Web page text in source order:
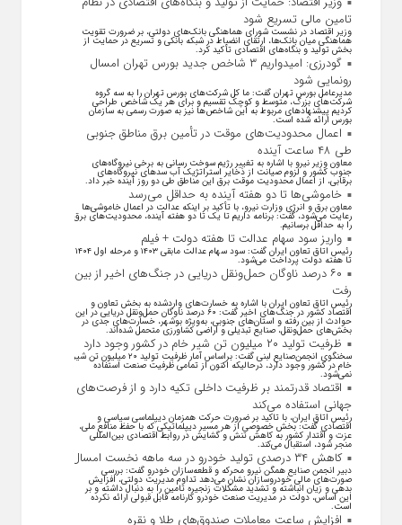
تامین مالی تسریع شود
وزیر اقتصاد در نشست شورای هماهنگی بانک‌های دولتی، بر ضرورت تقویت
هماهنگی میان بانک‌ها، ارتقای انضباط در شبکه بانکی و تسریع در حمایت از
بخش تولید و بنگاه‌های اقتصادی تأکید کرد.
گودرزی: امیدواریم ۳ شاخص جدید بورس تهران امسال
رونمایی شود
مدیرعامل بورس تهران گفت: ما کل شرکت‌های بورس تهران را به سه گروه
شرکت‌های بزرگ، متوسط و کوچک تقسیم و برای هر یک شاخص طراحی
کردیم پیشنهاد‌های مربوط به این شاخص‌ها نیز به صورت رسمی به سازمان
بورس ارائه شده است.
اعمال محدودیت‌های موقت در تأمین برق مناطق جنوبی
طی ۴۸ ساعت آینده
معاون وزیر نیرو با اشاره به تغییر رژیم سوخت رسانی به برخی نیروگاه‌های
جنوب کشور و لزوم صیانت از ذخایر استراتژیک آب سد‌های نیروگاه‌های
برقابی، از اعمال محدودیت‌ موقت برق این مناطق طی دو روز آینده خبر داد.
خاموشی‌ها تا دو هفته آینده به حداقل می‌رسد
معاون برق و انرژی وزارت نیرو، با تأکید بر اینکه عدالت در اعمال خاموشی‌ها
رعایت می‌شود، گفت: برنامه داریم تا یک تا دو هفته آینده، محدودیت‌های برق
را به حداقل برسانیم.
واریز سود سهام عدالت تا هفته دولت + فیلم
رئیس اتاق تعاون ایران گفت: سود سهام عدالت مابقی ۱۴۰۳ و مرحله اول ۱۴۰۴
تا هفته دولت پرداخت می‌شود.
۶۰ درصد ناوگان حمل‌ونقل دریایی در جنگ‌های اخیر از بین
رفت
رئیس اتاق تعاون ایران با اشاره به خسارت‌های واردشده به بخش تعاون و
اقتصاد کشور در جنگ‌های اخیر گفت: ۶۰ درصد ناوگان حمل‌ونقل دریایی در این
حوادث از بین رفته و استان‌های جنوبی، به‌ویژه بوشهر، خسارت‌های جدی در
بخش‌های حمل‌ونقل، صنایع تبدیلی و اراضی کشاورزی متحمل شده‌اند.
ظرفیت تولید ۲۰ میلیون تن شیر خام در کشور وجود دارد
سخنگوی انجمن‌صنایع لبنی گفت: براساس آمار ظرفیت تولید ۲۰ میلیون تن شیر
خام در کشور وجود دارد، درحالیکه اکنون از تمامی ظرفیت صنعت استفاده
نمی‌شود.
اقتصاد قدرتمند بر ظرفیت داخلی تکیه دارد و از فرصت‌های
جهانی استفاده می‌کند
رئیس اتاق ایران، با تاکید بر ضرورت حرکت همزمان دیپلماسی سیاسی و
اقتصادی گفت: بخش خصوصی از هر مسیر دیپلماتیکی که با حفظ منافع ملی،
عزت و اقتدار کشور به کاهش تنش و گشایش در روابط اقتصادی بین‌المللی
منجر شود، استقبال می‌کند.
کاهش ۳۴ درصدی تولید خودرو در سه ماهه نخست امسال
دبیر انجمن صنایع همگن نیرو محرکه و قطعه‌سازان خودرو گفت: بررسی
صورت‌های مالی خودروسازان نشان می‌دهد تداوم مدیریت دولتی، افزایش
بدهی و زیان انباشته و تشدید مشکلات زنجیره تامین را به دنبال داشته و بر
این اساس، دولت در مدیریت صنعت خودرو کارنامه قابل قبولی ارائه نکرده
است.
افزایش ساعت معاملات صندوق‌های طلا و نقره